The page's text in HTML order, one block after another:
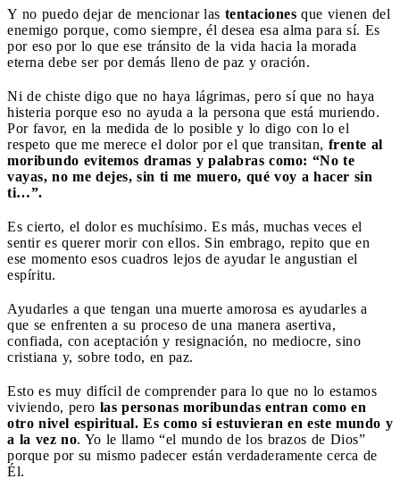
Y no puedo dejar de mencionar las tentaciones que vienen del
enemigo porque, como siempre, él desea esa alma para sí. Es
por eso por lo que ese tránsito de la vida hacia la morada
eterna debe ser por demás lleno de paz y oración.
Ni de chiste digo que no haya lágrimas, pero sí que no haya
histeria porque eso no ayuda a la persona que está muriendo.
Por favor, en la medida de lo posible y lo digo con lo el
respeto que me merece el dolor por el que transitan, frente al
moribundo evitemos dramas y palabras como: “No te
vayas, no me dejes, sin ti me muero, qué voy a hacer sin
ti…”.
Es cierto, el dolor es muchísimo. Es más, muchas veces el
sentir es querer morir con ellos. Sin embrago, repito que en
ese momento esos cuadros lejos de ayudar le angustian el
espíritu.
Ayudarles a que tengan una muerte amorosa es ayudarles a
que se enfrenten a su proceso de una manera asertiva,
confiada, con aceptación y resignación, no mediocre, sino
cristiana y, sobre todo, en paz.
Esto es muy difícil de comprender para lo que no lo estamos
viviendo, pero las personas moribundas entran como en
otro nivel espiritual. Es como si estuvieran en este mundo y
a la vez no. Yo le llamo “el mundo de los brazos de Dios”
porque por su mismo padecer están verdaderamente cerca de
Él.